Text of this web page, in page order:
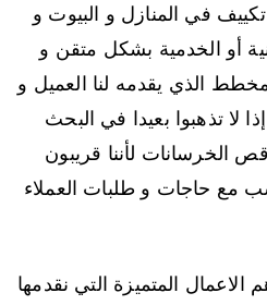
في المنازل و البيوت و
أو الخدمية بشكل متقن و
الذي يقدمه لنا العميل و
لا تذهبوا بعيدا في البحث
لأننا قريبون
مع حاجات و طلبات العملاء
المتميزة التي نقدمها